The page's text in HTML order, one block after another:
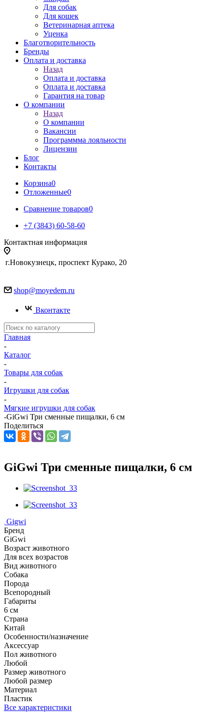
Для собак
Для кошек
Ветеринарная аптека
Уценка
Благотворительность
Бренды
Оплата и доставка
Назад
Оплата и доставка
Оплата и доставка
Гарантия на товар
О компании
Назад
О компании
Вакансии
Программма лояльности
Лицензии
Блог
Контакты
Корзина0
Отложенные0
Сравнение товаров0
+7 (3843) 60-58-60
Контактная информация
г.Новокузнецк, проспект Курако, 20
shop@moyedem.ru
Вконтакте
Главная
-
Каталог
-
Товары для собак
-
Игрушки для собак
-
Мягкие игрушки для собак
-GiGwi Три сменные пищалки, 6 см
Поделиться
GiGwi Три сменные пищалки, 6 см
Gigwi
Бренд
GiGwi
Возраст животного
Для всех возрастов
Вид животного
Собака
Порода
Всепородный
Габариты
6 см
Страна
Китай
Особенности/назначение
Аксессуар
Пол животного
Любой
Размер животного
Любой размер
Материал
Пластик
Все характеристики